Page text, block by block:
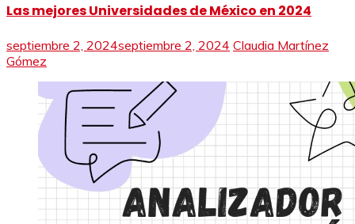
Las mejores Universidades de México en 2024
septiembre 2, 2024septiembre 2, 2024 Claudia Martínez
Gómez